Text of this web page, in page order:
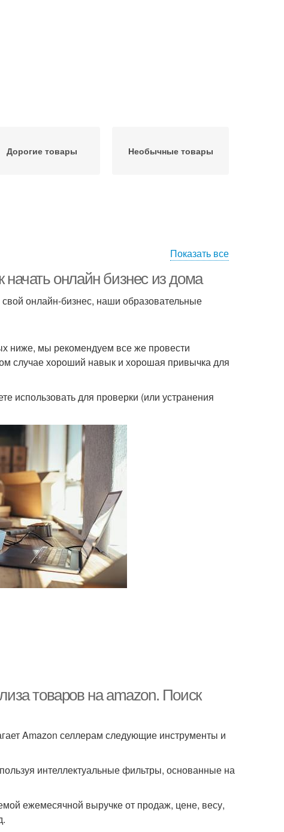
Дорогие товары Необычные товары
Показать все
онлайн бизнес из дома
онлайн-бизнес, наши образовательные
ниже, мы рекомендуем все же провести
случае хороший навык и хорошая привычка для
использовать для проверки (или устранения
товаров на amazon. Поиск
Amazon селлерам следующие инструменты и
интеллектуальные фильтры, основанные на
ежемесячной выручке от продаж, цене, весу,